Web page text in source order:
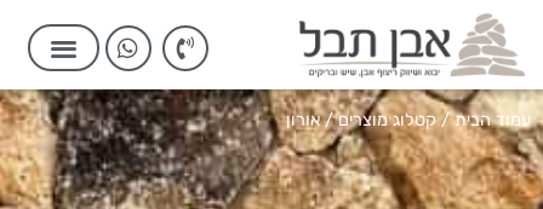
עמוד הבית/ קטלוג מוצרים/ אורון